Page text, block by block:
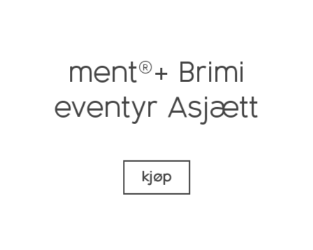
ment®+ Brimi
eventyr Asjætt
kjøp